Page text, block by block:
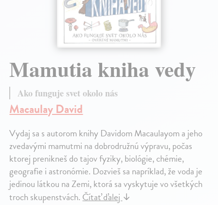
Mamutia kniha vedy
Ako funguje svet okolo nás
Macaulay David
Vydaj sa s autorom knihy Davidom Macaulayom a jeho
zvedavými mamutmi na dobrodružnú výpravu, počas
ktorej prenikneš do tajov fyziky, biológie, chémie,
geografie i astronómie. Dozvieš sa napríklad, že voda je
jedinou látkou na Zemi, ktorá sa vyskytuje vo všetkých
troch skupenstvách.Čítať ďalej↓